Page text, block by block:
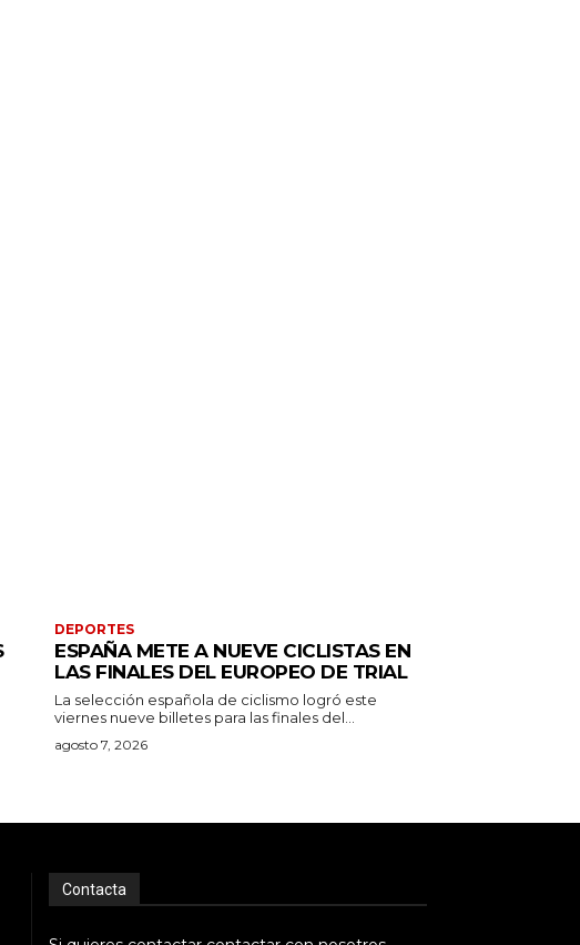
DEPORTES
ESPAÑA METE A NUEVE CICLISTAS EN
LAS FINALES DEL EUROPEO DE TRIAL
La selección española de ciclismo logró este
viernes nueve billetes para las finales del...
agosto 7, 2026
Contacta